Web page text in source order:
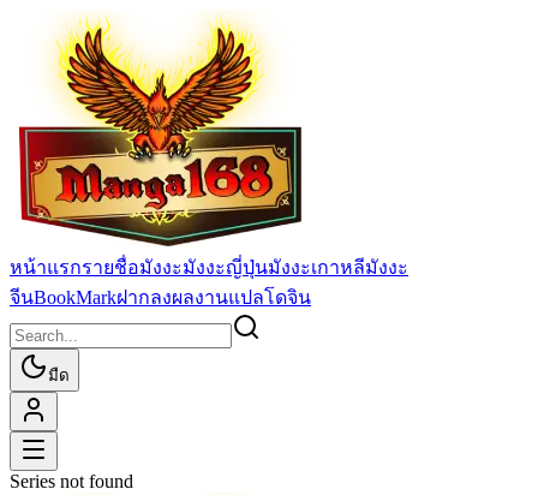
หน้าแรกรายชื่อมังงะมังงะญี่ปุ่นมังงะเกาหลีมังงะ
จีนBookMarkฝากลงผลงานแปลโดจิน
มืด
Series not found